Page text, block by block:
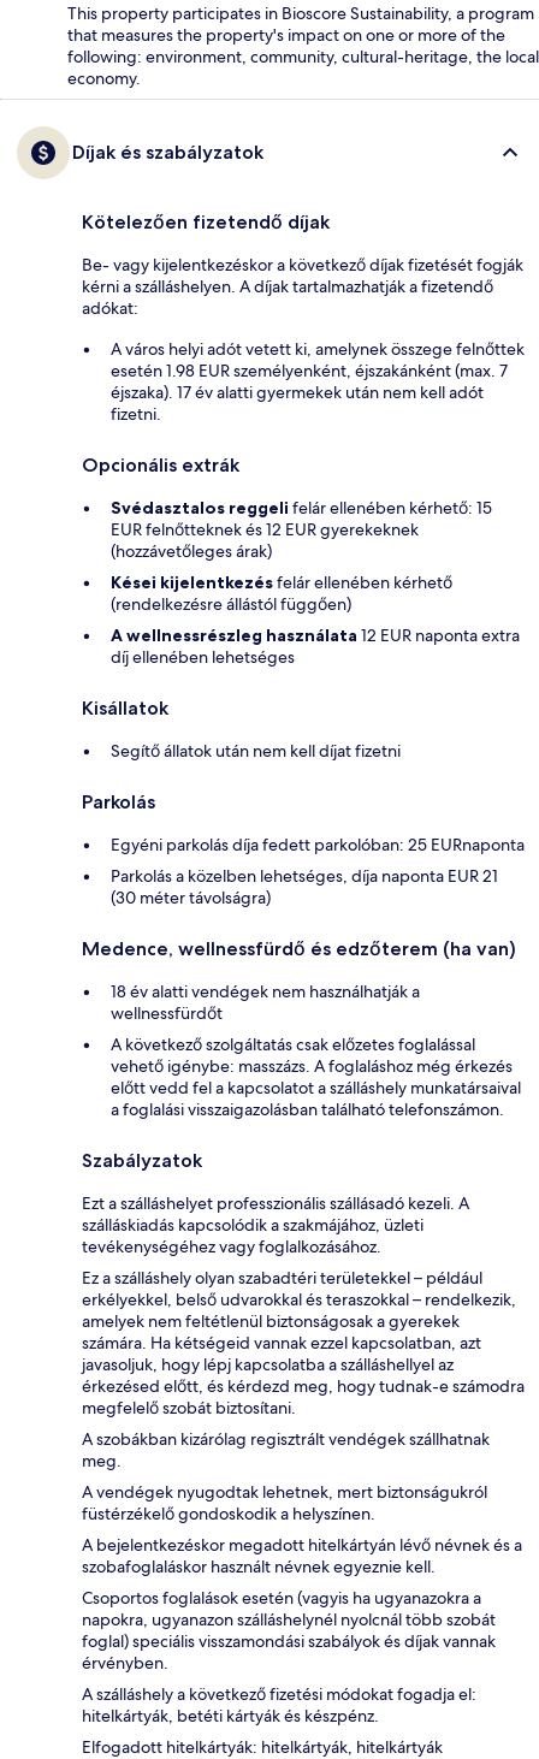
This property participates in Bioscore Sustainability, a program
that measures the property's impact on one or more of the
following: environment, community, cultural-heritage, the local
economy.
Díjak és szabályzatok
Kötelezően fizetendő díjak
Be- vagy kijelentkezéskor a következő díjak fizetését fogják
kérni a szálláshelyen. A díjak tartalmazhatják a fizetendő
adókat:
A város helyi adót vetett ki, amelynek összege felnőttek
esetén 1.98 EUR személyenként, éjszakánként (max. 7
éjszaka). 17 év alatti gyermekek után nem kell adót
fizetni.
Opcionális extrák
Svédasztalos reggeli felár ellenében kérhető: 15
EUR felnőtteknek és 12 EUR gyerekeknek
(hozzávetőleges árak)
Kései kijelentkezésfelár ellenében kérhető
(rendelkezésre állástól függően)
A wellnessrészleg használata 12 EUR naponta extra
díj ellenében lehetséges
Kisállatok
Segítő állatok után nem kell díjat fizetni
Parkolás
Egyéni parkolás díja fedett parkolóban: 25 EURnaponta
Parkolás a közelben lehetséges, díja naponta EUR 21
(30 méter távolságra)
Medence, wellnessfürdő és edzőterem (ha van)
18 év alatti vendégek nem használhatják a
wellnessfürdőt
A következő szolgáltatás csak előzetes foglalással
vehető igénybe: masszázs. A foglaláshoz még érkezés
előtt vedd fel a kapcsolatot a szálláshely munkatársaival
a foglalási visszaigazolásban található telefonszámon.
Szabályzatok
Ezt a szálláshelyet professzionális szállásadó kezeli. A
szálláskiadás kapcsolódik a szakmájához, üzleti
tevékenységéhez vagy foglalkozásához.
Ez a szálláshely olyan szabadtéri területekkel – például
erkélyekkel, belső udvarokkal és teraszokkal – rendelkezik,
amelyek nem feltétlenül biztonságosak a gyerekek
számára. Ha kétségeid vannak ezzel kapcsolatban, azt
javasoljuk, hogy lépj kapcsolatba a szálláshellyel az
érkezésed előtt, és kérdezd meg, hogy tudnak-e számodra
megfelelő szobát biztosítani.
A szobákban kizárólag regisztrált vendégek szállhatnak
meg.
A vendégek nyugodtak lehetnek, mert biztonságukról
füstérzékelő gondoskodik a helyszínen.
A bejelentkezéskor megadott hitelkártyán lévő névnek és a
szobafoglaláskor használt névnek egyeznie kell.
Csoportos foglalások esetén (vagyis ha ugyanazokra a
napokra, ugyanazon szálláshelynél nyolcnál több szobát
foglal) speciális visszamondási szabályok és díjak vannak
érvényben.
A szálláshely a következő fizetési módokat fogadja el:
hitelkártyák, betéti kártyák és készpénz.
Elfogadott hitelkártyák: hitelkártyák, hitelkártyák